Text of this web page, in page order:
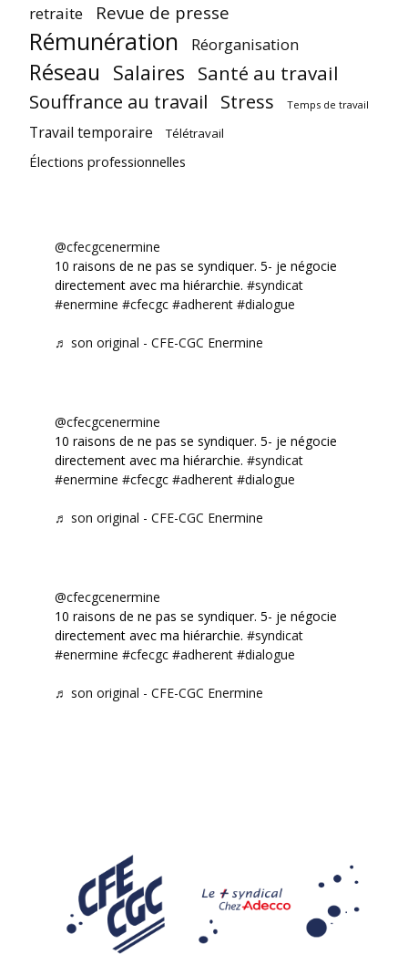
retraite Revue de presse
Rémunération Réorganisation
Réseau Salaires Santé au travail
Souffrance au travail Stress Temps de travail
Travail temporaire Télétravail
Élections professionnelles
@cfecgcenermine
10 raisons de ne pas se syndiquer. 5- je négocie
directement avec ma hiérarchie. #syndicat
#enermine #cfecgc #adherent #dialogue
♬ son original - CFE-CGC Enermine
@cfecgcenermine
10 raisons de ne pas se syndiquer. 5- je négocie
directement avec ma hiérarchie. #syndicat
#enermine #cfecgc #adherent #dialogue
♬ son original - CFE-CGC Enermine
@cfecgcenermine
10 raisons de ne pas se syndiquer. 5- je négocie
directement avec ma hiérarchie. #syndicat
#enermine #cfecgc #adherent #dialogue
♬ son original - CFE-CGC Enermine